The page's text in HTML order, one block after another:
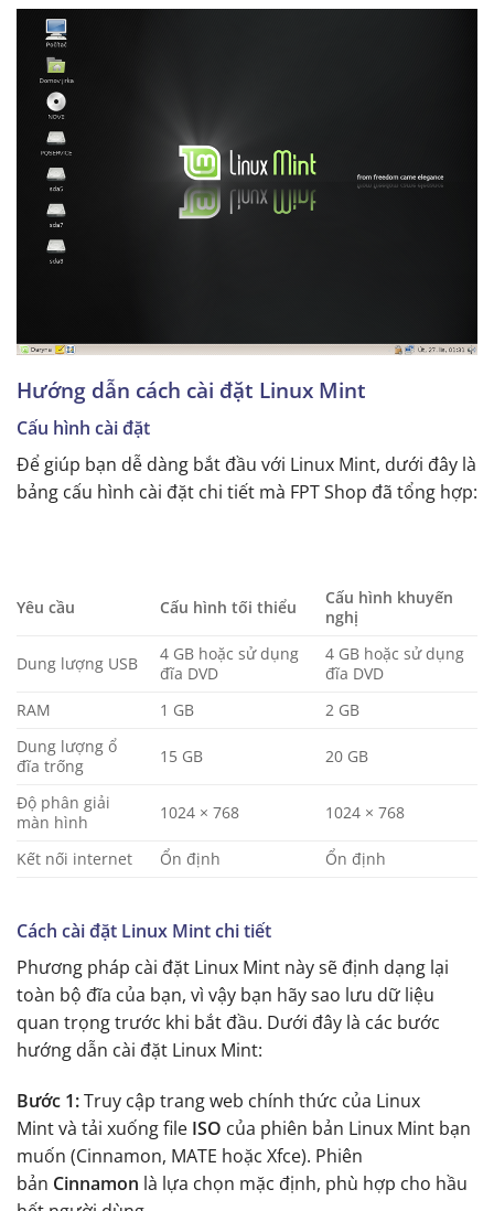
Hướng dẫn cách cài đặt Linux Mint
Cấu hình cài đặt
Để giúp bạn dễ dàng bắt đầu với Linux Mint, dưới đây là
bảng cấu hình cài đặt chi tiết mà FPT Shop đã tổng hợp:
Yêu cầu Cấu hình tối thiểu
Cấu hình khuyến
nghị
Dung lượng USB
4 GB hoặc sử dụng
đĩa DVD
4 GB hoặc sử dụng
đĩa DVD
RAM
1 GB
2 GB
Dung lượng ổ
đĩa trống
15 GB 20 GB
Độ phân giải
màn hình
1024 × 768 1024 × 768
Kết nối internet Ổn định Ổn định
Cách cài đặt Linux Mint chi tiết
Phương pháp cài đặt Linux Mint này sẽ định dạng lại
toàn bộ đĩa của bạn, vì vậy bạn hãy sao lưu dữ liệu
quan trọng trước khi bắt đầu. Dưới đây là các bước
hướng dẫn cài đặt Linux Mint:
Bước 1:Truy cập trang web chính thức của Linux
Mint và tải xuống file ISO của phiên bản Linux Mint bạn
muốn (Cinnamon, MATE hoặc Xfce). Phiên
bản Cinnamon là lựa chọn mặc định, phù hợp cho hầu